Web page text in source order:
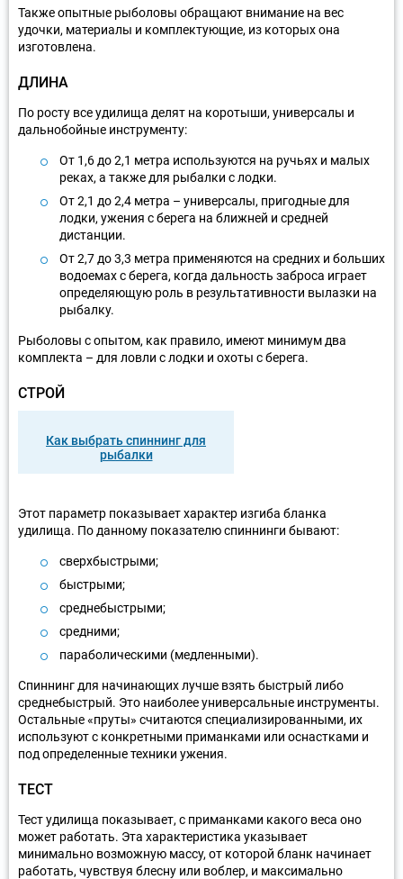
Также опытные рыболовы обращают внимание на вес
удочки, материалы и комплектующие, из которых она
изготовлена.
ДЛИНА
По росту все удилища делят на коротыши, универсалы и
дальнобойные инструменту:
От 1,6 до 2,1 метра используются на ручьях и малых
реках, а также для рыбалки с лодки.
От 2,1 до 2,4 метра – универсалы, пригодные для
лодки, ужения с берега на ближней и средней
дистанции.
От 2,7 до 3,3 метра применяются на средних и больших
водоемах с берега, когда дальность заброса играет
определяющую роль в результативности вылазки на
рыбалку.
Рыболовы с опытом, как правило, имеют минимум два
комплекта – для ловли с лодки и охоты с берега.
СТРОЙ
Как выбрать спиннинг для
рыбалки
Этот параметр показывает характер изгиба бланка
удилища. По данному показателю спиннинги бывают:
сверхбыстрыми;
быстрыми;
среднебыстрыми;
средними;
параболическими (медленными).
Спиннинг для начинающих лучше взять быстрый либо
среднебыстрый. Это наиболее универсальные инструменты.
Остальные «пруты» считаются специализированными, их
используют с конкретными приманками или оснастками и
под определенные техники ужения.
ТЕСТ
Тест удилища показывает, с приманками какого веса оно
может работать. Эта характеристика указывает
минимально возможную массу, от которой бланк начинает
работать, чувствуя блесну или воблер, и максимально